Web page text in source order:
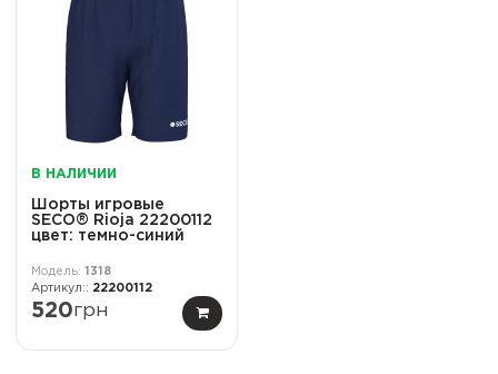
В НАЛИЧИИ
Шорты игровые
SECO® Rioja 22200112
цвет: темно-синий
1318
22200112
520грн